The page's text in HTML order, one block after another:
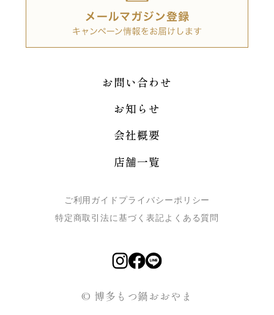
お問い合わせ
お知らせ
会社概要
店舗一覧
ご利用ガイド プライバシーポリシー
特定商取引法に基づく表記よくある質問
© 博多もつ鍋おおやま